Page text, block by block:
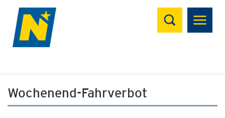
Suchen
Wochenend-Fahrverbot